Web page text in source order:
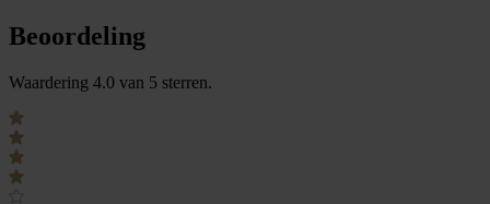
Beoordeling
Waardering 4.0 van 5 sterren.